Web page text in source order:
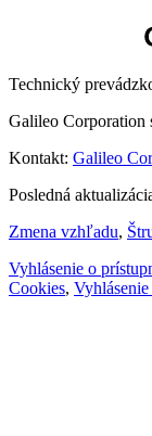
Technický
Galileo Corporation
Kontakt: Galileo
Posledná
Zmena vzhľadu,
Vyhlásenie o
Cookies,